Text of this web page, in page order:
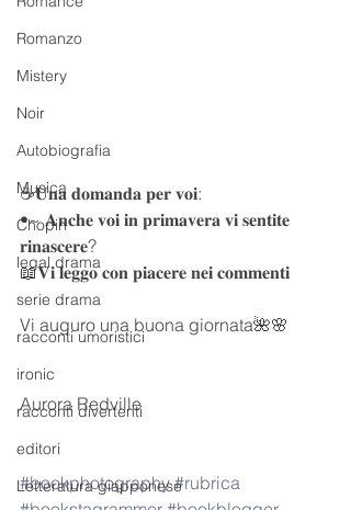
Romanzo
Mistery
Noir
Autobiografia
Musica
Chopin
legal drama
serie drama
racconti umoristici
ironic
racconti divertenti
editori
Letteratura giapponese
☕️𝐔𝐧𝐚 𝐝𝐨𝐦𝐚𝐧𝐝𝐚 𝐩𝐞𝐫 𝐯𝐨𝐢:
•~ 𝐀𝐧𝐜𝐡𝐞 𝐯𝐨𝐢 𝐢𝐧 𝐩𝐫𝐢𝐦𝐚𝐯𝐞𝐫𝐚 𝐯𝐢 𝐬𝐞𝐧𝐭𝐢𝐭𝐞
𝐫𝐢𝐧𝐚𝐬𝐜𝐞𝐫𝐞?
📖𝐕𝐢 𝐥𝐞𝐠𝐠𝐨 𝐜𝐨𝐧 𝐩𝐢𝐚𝐜𝐞𝐫𝐞 𝐧𝐞𝐢 𝐜𝐨𝐦𝐦𝐞𝐧𝐭𝐢
Vi auguro una buona giornata🌺🌸
Aurora Redville
#bookphotography #rubrica